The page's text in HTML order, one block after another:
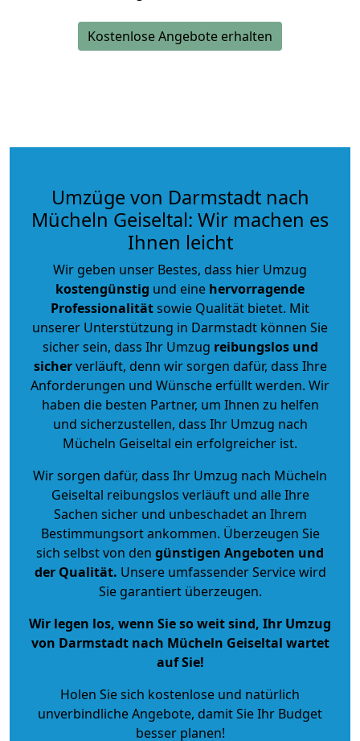
Kostenlose Angebote erhalten
Umzüge von Darmstadt nach
Mücheln Geiseltal: Wir machen es
Ihnen leicht
Wir geben unser Bestes, dass hier Umzug
kostengünstig und eine hervorragende
Professionalitätsowie Qualität bietet. Mit
unserer Unterstützung in Darmstadt können Sie
sicher sein, dass Ihr Umzug reibungslos und
sicherverläuft, denn wir sorgen dafür, dass Ihre
Anforderungen und Wünsche erfüllt werden. Wir
haben die besten Partner, um Ihnen zu helfen
und sicherzustellen, dass Ihr Umzug nach
Mücheln Geiseltal ein erfolgreicher ist.
Wir sorgen dafür, dass Ihr Umzug nach Mücheln
Geiseltal reibungslos verläuft und alle Ihre
Sachen sicher und unbeschadet an Ihrem
Bestimmungsort ankommen. Überzeugen Sie
sich selbst von den günstigen Angeboten und
der Qualität. Unsere umfassender Service wird
Sie garantiert überzeugen.
Wir legen los, wenn Sie so weit sind, Ihr Umzug
von Darmstadt nach Mücheln Geiseltal wartet
auf Sie!
Holen Sie sich kostenlose und natürlich
unverbindliche Angebote, damit Sie Ihr Budget
besser planen!